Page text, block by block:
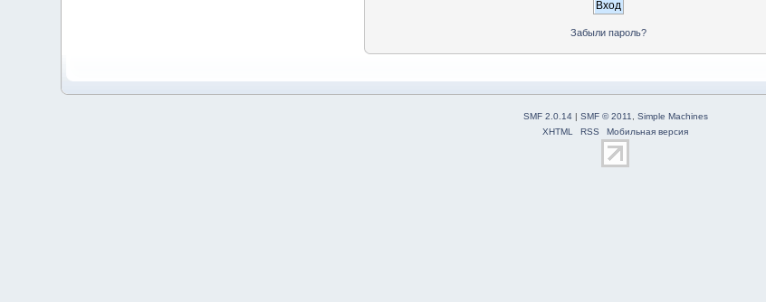
Забыли пароль?
SMF 2.0.14| SMF © 2011
Simple Machines
XHTML
RSS Мобильная версия